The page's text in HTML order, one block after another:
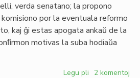
verda senatano; la propono
por la eventuala reformo
kaj ĝi estas apogata ankaŭ de la
motivas la suba hodiaŭa
Legu pli pri2 komentoj